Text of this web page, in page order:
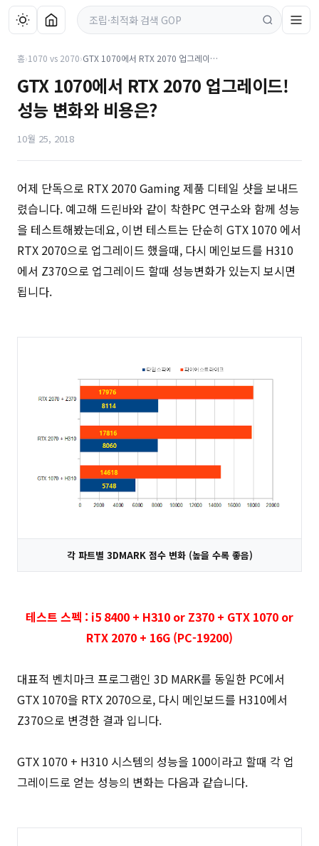
홈›1070 vs 2070› GTX 1070에서 RTX 2070 업그레이드! 성능 변화와 비용은?
GTX 1070에서 RTX 2070 업그레이드!
성능 변화와 비용은?
10월 25, 2018
어제 단독으로 RTX 2070 Gaming 제품 디테일 샷을 보내드
렸습니다. 예고해 드린바와 같이 착한PC 연구소와 함께 성능
을 테스트해봤는데요, 이번 테스트는 단순히 GTX 1070 에서
RTX 2070으로 업그레이드 했을때, 다시 메인보드를 H310
에서 Z370으로 업그레이드 할때 성능변화가 있는지 보시면
됩니다.
각 파트별 3DMARK 점수 변화 (높을 수록 좋음)
테스트 스펙 : i5 8400 + H310 or Z370 + GTX 1070 or
RTX 2070 + 16G (PC-19200)
대표적 벤치마크 프로그램인 3D MARK를 동일한 PC에서
GTX 1070을 RTX 2070으로, 다시 메인보드를 H310에서
Z370으로 변경한 결과 입니다.
GTX 1070 + H310 시스템의 성능을 100이라고 할때 각 업
그레이드로 얻는 성능의 변화는 다음과 같습니다.